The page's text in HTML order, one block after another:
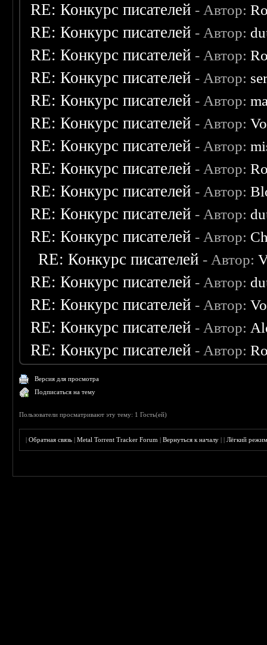
RE: Конкурс писателей - Автор:
RE: Конкурс писателей - Автор:
RE: Конкурс писателей - Автор:
RE: Конкурс писателей - Автор:
RE: Конкурс писателей - Автор:
RE: Конкурс писателей - Автор:
RE: Конкурс писателей - Автор:
RE: Конкурс писателей - Автор:
RE: Конкурс писателей - Автор:
RE: Конкурс писателей - Автор:
RE: Конкурс писателей - Автор:
RE: Конкурс писателей - Автор:
RE: Конкурс писателей - Автор:
RE: Конкурс писателей - Автор:
RE: Конкурс писателей - Автор:
RE: Конкурс писателей - Автор:
Версия для просмотра
Подписаться на тему
Пользователи просматривают эту тему: 1 Гость(ей)
|Обратная связь |Metal Torrent Tracker Forum |Вернуться к началу ||Лёгкий